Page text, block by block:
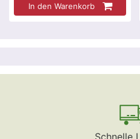
In den Warenkorb
Schnelle